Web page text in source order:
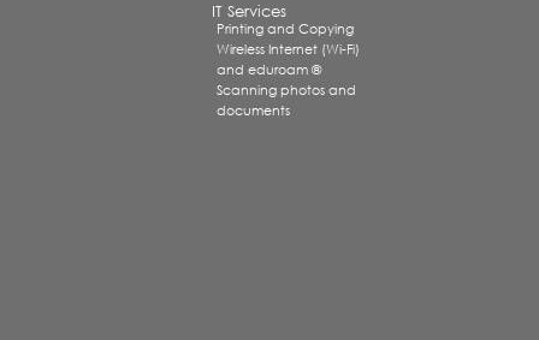
IT Services
Printing and Copying
Wireless Internet (Wi-Fi)
and eduroam ®
Scanning photos and
documents